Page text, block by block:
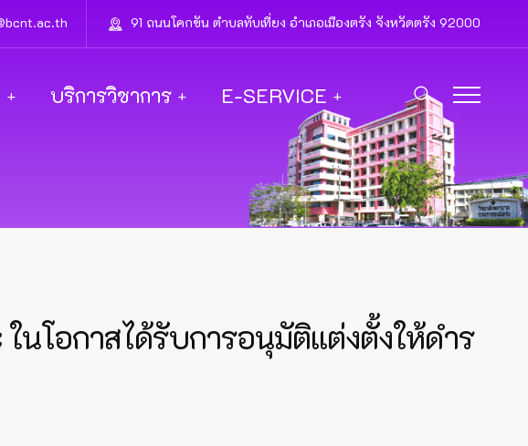
91 ถนนโคกขัน ตำบลทับเที่ยง อำเภอเมืองตรัง จังหวัดตรัง 92000
บริการวิชาการ E-SERVICE
นโอกาสได้รับการอนุมัติแต่งตั้งให้ดำร